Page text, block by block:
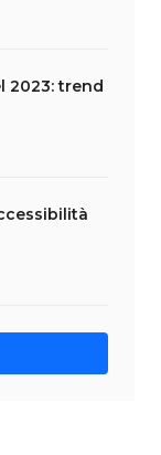
2023: trend